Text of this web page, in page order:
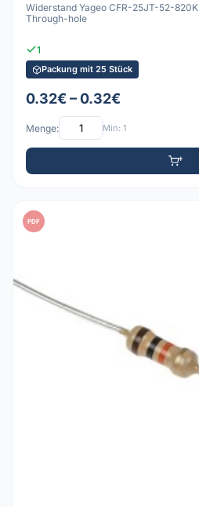
Widerstand Yageo CFR-25JT-52-
Through-hole
1
Packung mit 25 Stück
0.32€ – 0.32€
Menge: Min: 1
PDF